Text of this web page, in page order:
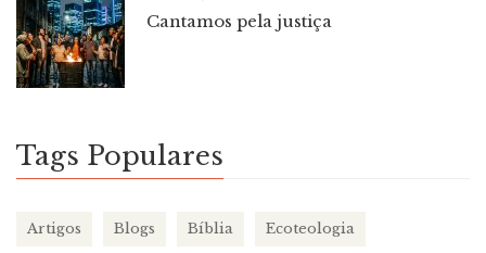
Cantamos pela justiça
Tags Populares
Artigos Blogs Bíblia Ecoteologia